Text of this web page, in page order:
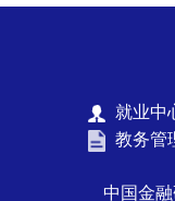
就业中
教务管
中国金